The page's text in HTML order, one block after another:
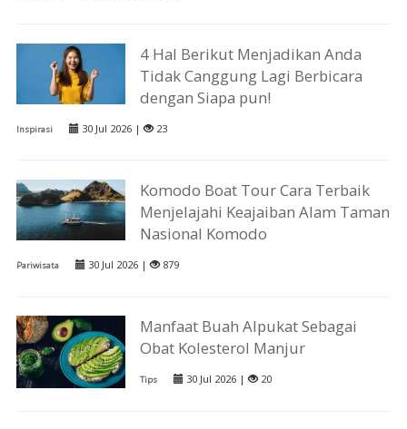
4 Hal Berikut Menjadikan Anda
Tidak Canggung Lagi Berbicara
dengan Siapa pun!
Inspirasi 30 Jul 2026 | 23
Komodo Boat Tour Cara Terbaik
Menjelajahi Keajaiban Alam Taman
Nasional Komodo
Pariwisata 30 Jul 2026 | 879
Manfaat Buah Alpukat Sebagai
Obat Kolesterol Manjur
Tips 30 Jul 2026 | 20